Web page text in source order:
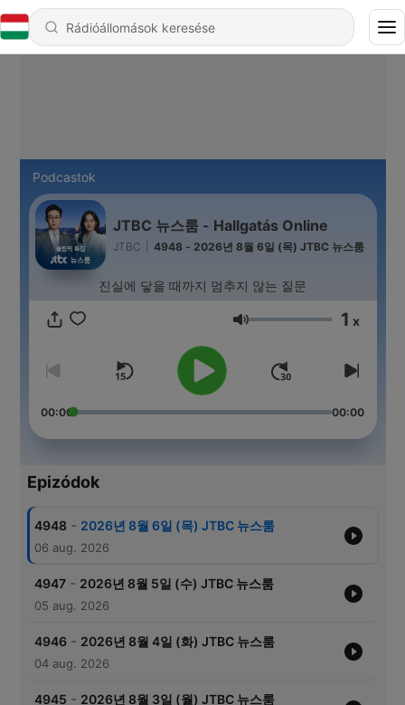
Podcastok
JTBC 뉴스룸 - Hallgatás Online
JTBC 4948 - 2026년 8월 6일 (목) JTBC 뉴스룸
진실에 닿을 때까지 멈추지 않는 질문
Hangerő 1 x
00:00 00:00
Epizódok
4948 - 2026년 8월 6일 (목) JTBC 뉴스룸
06 aug. 2026
4947 - 2026년 8월 5일 (수) JTBC 뉴스룸
05 aug. 2026
4946 - 2026년 8월 4일 (화) JTBC 뉴스룸
04 aug. 2026
4945 - 2026년 8월 3일 (월) JTBC 뉴스룸